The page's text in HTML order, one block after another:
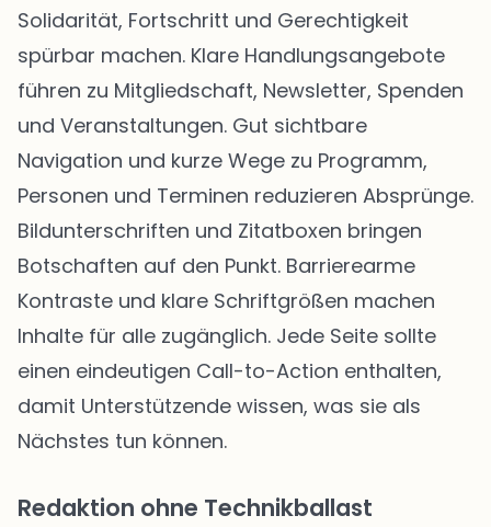
Solidarität, Fortschritt und Gerechtigkeit
spürbar machen. Klare Handlungsangebote
führen zu Mitgliedschaft, Newsletter, Spenden
und Veranstaltungen. Gut sichtbare
Navigation und kurze Wege zu Programm,
Personen und Terminen reduzieren Absprünge.
Bildunterschriften und Zitatboxen bringen
Botschaften auf den Punkt. Barrierearme
Kontraste und klare Schriftgrößen machen
Inhalte für alle zugänglich. Jede Seite sollte
einen eindeutigen Call-to-Action enthalten,
damit Unterstützende wissen, was sie als
Nächstes tun können.
Redaktion ohne Technikballast